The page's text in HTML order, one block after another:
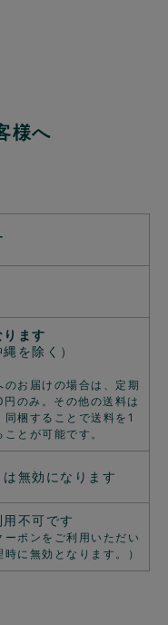
様へ
ます
を除く）
のお届けの場合は、定期
のみ。その他の送料は
梱することで送料を1
とが可能です。
無効になります
不可です
ーポンをご利用いただい
に無効となります。）